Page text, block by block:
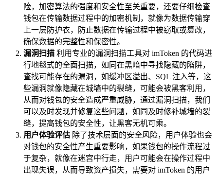
险，加密算法的强度和安全性至关重要，还要仔细检查
钱包在传输数据过程中的加密机制，就像为数据传输穿
上一层防护衣，防止数据在传输过程中被窃取或篡改，
确保数据的完整性和保密性。
漏洞扫描 利用专业的漏洞扫描工具对 imToken 的代码进
行地毯式的全面扫描，如同在黑暗中寻找隐藏的陷阱，
查找可能存在的漏洞，如缓冲区溢出、SQL 注入等，这
些漏洞就像隐藏在城墙中的裂缝，可能会被黑客利用，
从而对钱包的安全造成严重威胁，通过漏洞扫描，我们
可以及时发现并修复这些问题，如同及时修补城墙的裂
缝，提高钱包的安全性，让黑客无机可乘。
用户体验评估 除了技术层面的安全风险，用户体验也会
对钱包的安全性产生重要影响，如果钱包的操作流程过
于复杂，就像在迷宫中行走，用户可能会在操作过程中
出现失误，从而导致资产损失，需要对 imToken 的用户